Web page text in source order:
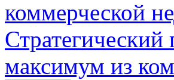
Стратегический
максимум из